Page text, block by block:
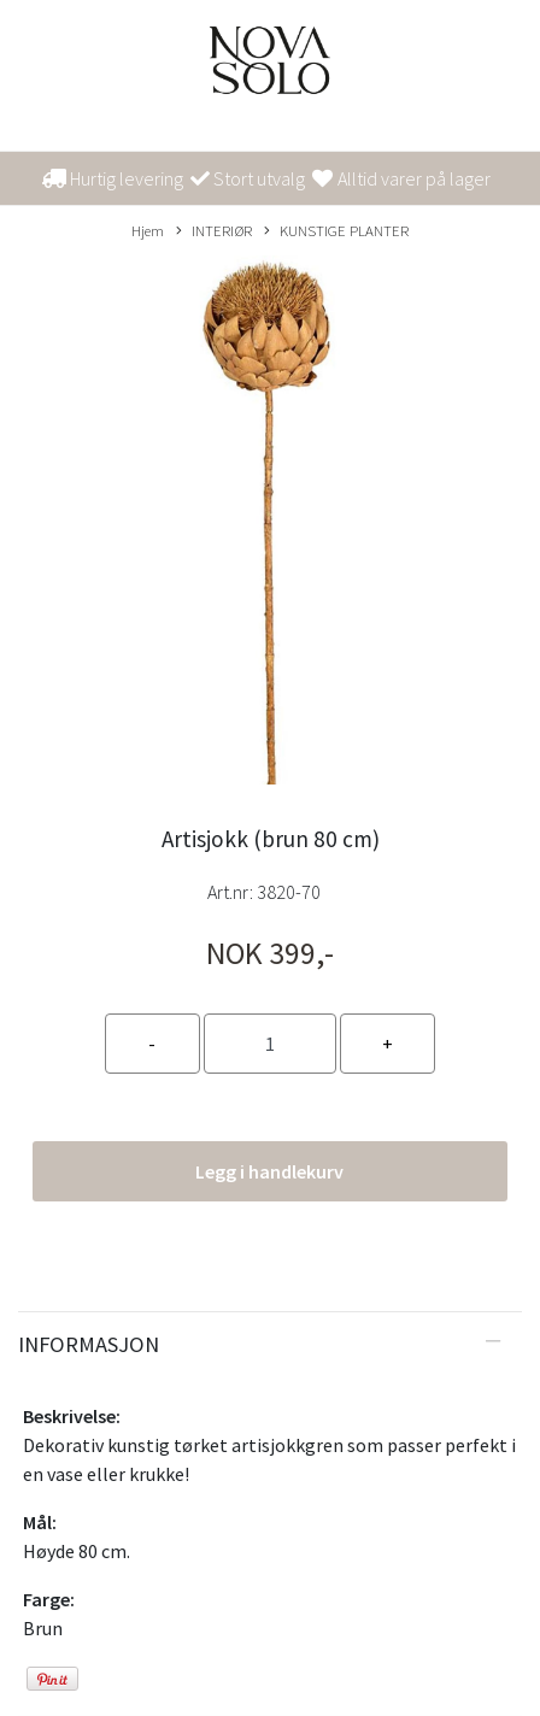
Hurtig levering Stort utvalg Alltid varer på lager
Hjem INTERIØR KUNSTIGE PLANTER
Artisjokk (brun 80 cm)
Art.nr: 3820-70
NOK 399,-
Legg i handlekurv
INFORMASJON
Beskrivelse:
Dekorativ kunstig tørket artisjokkgren som passer perfekt i
en vase eller krukke!
Mål:
Høyde 80 cm.
Farge:
Brun